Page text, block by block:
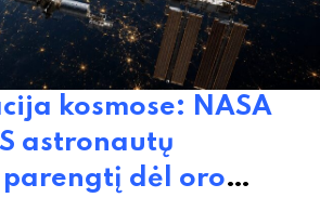
kosmose: NASA
astronautų
dėl oro